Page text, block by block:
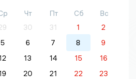
Чт Пт Сб
Вс
30 31 1
2
5 6 7 8
9
13 14 15
16
20 21 22
23